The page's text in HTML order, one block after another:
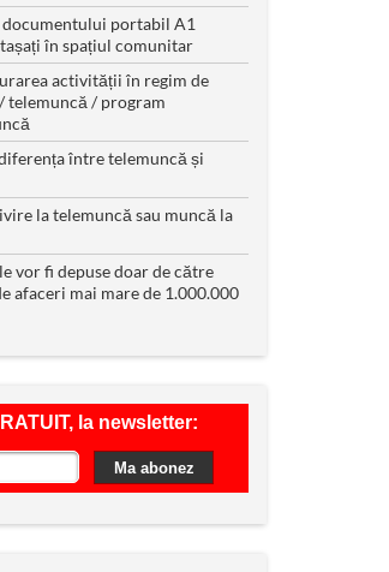
documentului portabil A1
în spațiul comunitar
activității în regim de
telemuncă / program
între telemuncă și
la telemuncă sau muncă la
vor fi depuse doar de către
afaceri mai mare de 1.000.000